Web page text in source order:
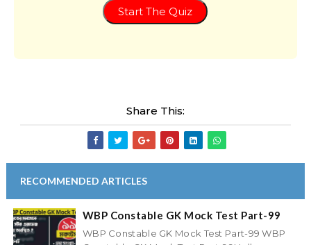
Start The Quiz
Share This:
RECOMMENDED ARTICLES
WBP Constable GK Mock Test Part-99
WBP Constable GK Mock Test Part-99 WBP